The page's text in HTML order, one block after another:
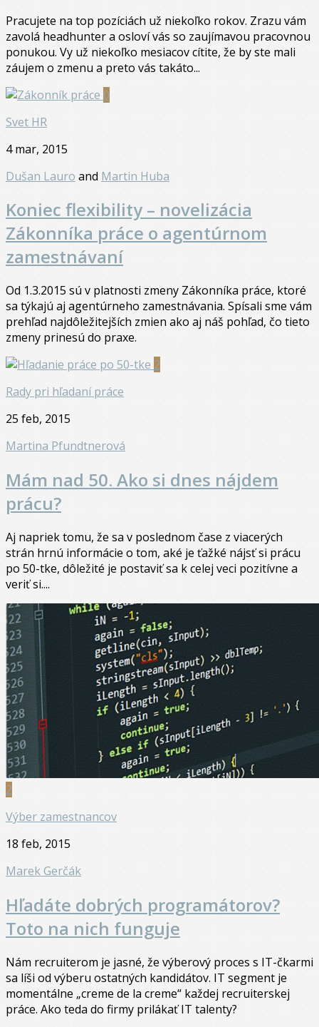
Pracujete na top pozíciách už niekoľko rokov. Zrazu vám
zavolá headhunter a osloví vás so zaujímavou pracovnou
ponukou. Vy už niekoľko mesiacov cítite, že by ste mali
záujem o zmenu a preto vás takáto...
0
Svet HR
4 mar, 2015
Dušan Lauro and Martin Huba
Koniec flexibility – novelizácia
Zákonníka práce o agentúrnom
zamestnávaní
Od 1.3.2015 sú v platnosti zmeny Zákonníka práce, ktoré
sa týkajú aj agentúrneho zamestnávania. Spísali sme vám
prehľad najdôležitejších zmien ako aj náš pohľad, čo tieto
zmeny prinesú do praxe.
2
Rady pri hľadaní práce
25 feb, 2015
Martina Pfundtnerová
Mám nad 50. Ako si dnes nájdem
prácu?
Aj napriek tomu, že sa v poslednom čase z viacerých
strán hrnú informácie o tom, aké je ťažké nájsť si prácu
po 50-tke, dôležité je postaviť sa k celej veci pozitívne a
veriť si....
2
Výber zamestnancov
18 feb, 2015
Marek Gerčák
Hľadáte dobrých programátorov?
Toto na nich funguje
Nám recruiterom je jasné, že výberový proces s IT-čkarmi
sa líši od výberu ostatných kandidátov. IT segment je
momentálne „creme de la creme“ každej recruiterskej
práce. Ako teda do firmy prilákať IT talenty?